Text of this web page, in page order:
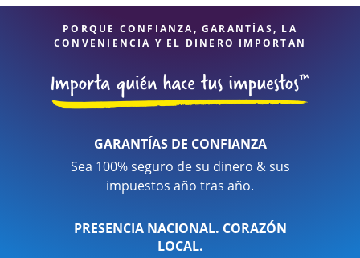
PORQUE CONFIANZA, GARANTÍAS, LA
CONVENIENCIA Y EL DINERO IMPORTAN
GARANTÍAS DE CONFIANZA
Sea 100% seguro de su dinero & sus
impuestos año tras año.
PRESENCIA NACIONAL. CORAZÓN
LOCAL.